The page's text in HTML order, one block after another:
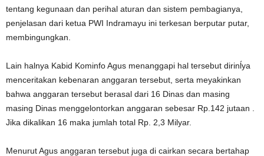
tentang kegunaan dan perihal aturan dan sistem pembagianya,
penjelasan dari ketua PWI Indramayu ini terkesan berputar putar,
membingungkan.
Lain halnya Kabid Kominfo Agus menanggapi hal tersebut dirinĺya
menceritakan kebenaran anggaran tersebut, serta meyakinkan
bahwa anggaran tersebut berasal dari 16 Dinas dan masing
masing Dinas menggelontorkan anggaran sebesar Rp.142 jutaan .
Jika dikalikan 16 maka jumlah total Rp. 2,3 Milyar.
Menurut Agus anggaran tersebut juga di cairkan secara bertahap